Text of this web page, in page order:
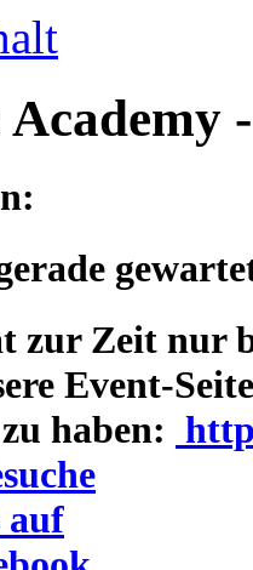
zur Zeit nur
Event-
haben: